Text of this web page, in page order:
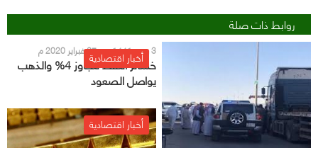
روابط ذات صلة
أخبار اقتصادية 3 رجب 1441 هـ - 27 فبراير 2020 م
خسائر النفط تتجاوز 4% والذهب
يواصل الصعود
أخبار اقتصادية